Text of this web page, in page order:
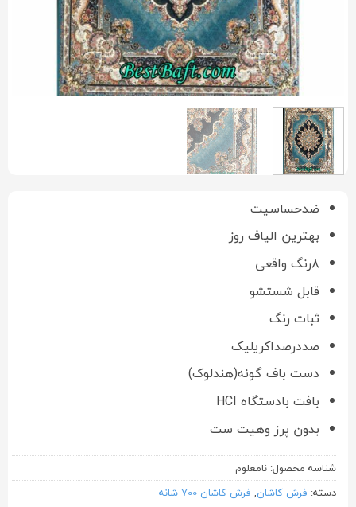
ضدحساسیت
بهترین الیاف روز
۸رنگ واقعی
قابل شستشو
ثبات رنگ
صددرصداکریلیک
دست باف گونه(هندلوک)
بافت بادستگاه HCI
بدون پرز وهیت ست
شناسه محصول: نامعلوم
دسته: فرش کاشان, فرش کاشان 700 شانه